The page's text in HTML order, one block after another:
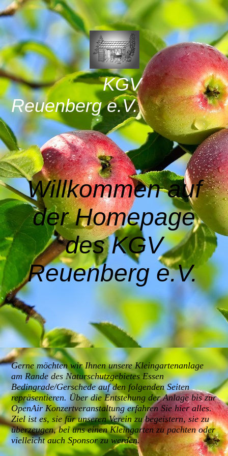
KGV
Reuenberg e.V.
Willkommen auf
der Homepage
des KGV
Reuenberg e.V.
Gerne möchten wir Ihnen unsere Kleingartenanlage
am Rande des Naturschutzgebietes Essen
Bedingrade/Gerschede auf den folgenden Seiten
repräsentieren. Über die Entstehung der Anlage bis zur
OpenAir Konzertveranstaltung erfahren Sie hier alles.
Ziel ist es, sie für unseren Verein zu begeistern, sie zu
überzeugen, bei uns einen Kleingarten zu pachten oder
vielleicht auch Sponsor zu werden.